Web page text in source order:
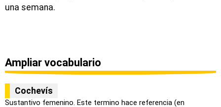
una semana.
Ampliar vocabulario
Cochevís
Sustantivo femenino. Este termino hace referencia (en